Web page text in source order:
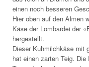
einen noch besseren
Hier oben auf den Almen
Käse der Lombardei der
hergestellt.
Dieser Kuhmilchkäse mit
hat einen zarten Teig.